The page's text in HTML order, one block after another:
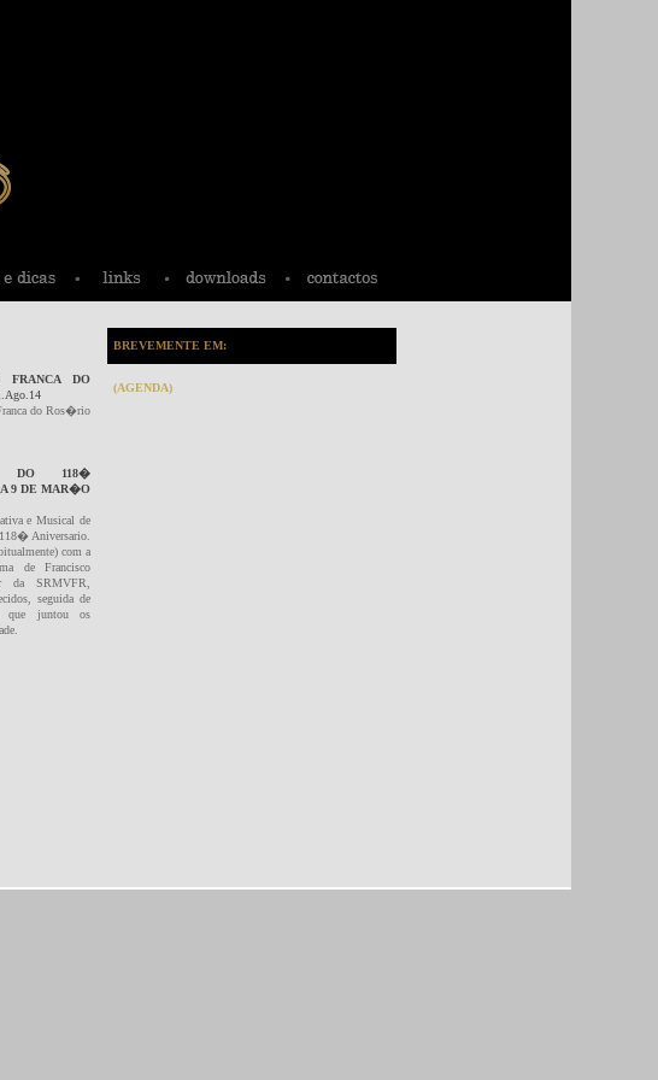
DO
do Ros�rio
DO 118�
9 DE MAR�O
e Musical de
Aniversario.
com a
de Francisco
da SRMVFR,
seguida de
que juntou os
BREVEMENTE EM:
(AGENDA)